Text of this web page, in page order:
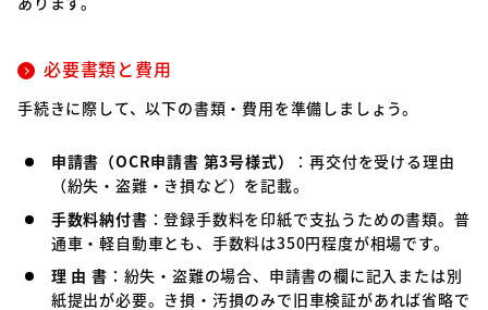
必要書類と費用
手続きに際して、以下の書類・費用を準備しましょう。
申請書（OCR申請書 第3号様式）
：再交付を受ける理由
（紛失・盗難・き損など）を記載。
手数料納付書 ：登録手数料を印紙で支払うための書類。普
通車・軽自動車とも、手数料は350円程度が相場です。
理 由 書 ：紛失・盗難の場合、申請書の欄に記入または別
紙提出が必要。き損・汚損のみで旧車検証があれば省略で